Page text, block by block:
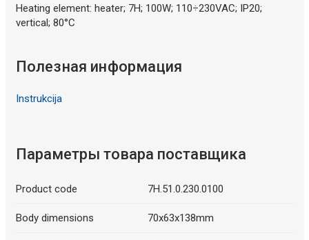
Heating element: heater; 7H; 100W; 110÷230VAC; IP20;
vertical; 80°C
Полезная информация
Instrukcija
Параметры товара поставщика
Product code 7H.51.0.230.0100
Body dimensions 70x63x138mm